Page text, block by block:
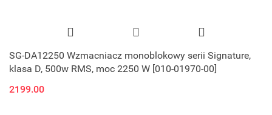
SG-DA12250 Wzmacniacz monoblokowy serii Signature,
klasa D, 500w RMS, moc 2250 W [010-01970-00]
2199.00